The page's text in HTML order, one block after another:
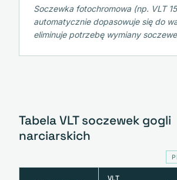
Soczewka fotochromowa (np. VLT
automatycznie dopasowuje się do
eliminuje potrzebę wymiany
Tabela VLT soczewek gogli
narciarskich